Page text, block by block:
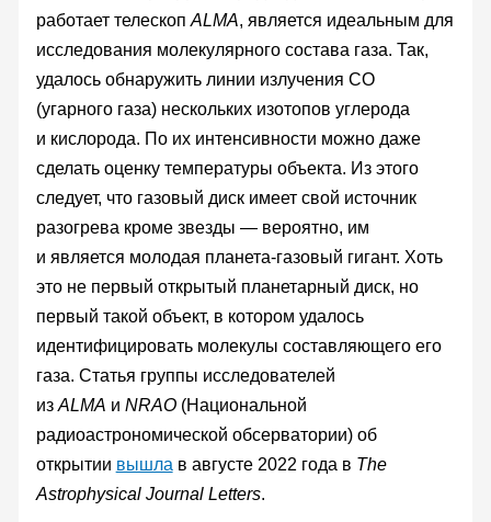
работает телескоп ALMA, является идеальным для
исследования молекулярного состава газа. Так,
удалось обнаружить линии излучения CO
(угарного газа) нескольких изотопов углерода
и кислорода. По их интенсивности можно даже
сделать оценку температуры объекта. Из этого
следует, что газовый диск имеет свой источник
разогрева кроме звезды — вероятно, им
и является молодая планета-газовый гигант. Хоть
это не первый открытый планетарный диск, но
первый такой объект, в котором удалось
идентифицировать молекулы составляющего его
газа. Статья группы исследователей
из ALMA и NRAO(Национальной
радиоастрономической обсерватории) об
открытии вышла в августе 2022 года в The
Astrophysical Journal Letters.